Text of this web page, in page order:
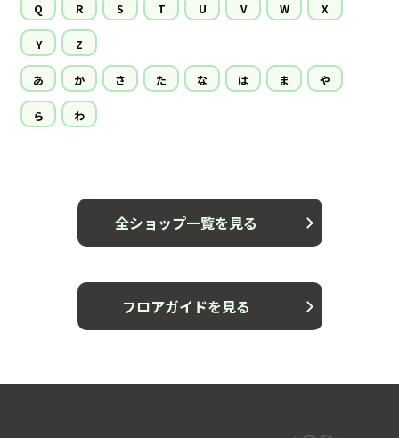
Q R S T U V W X
Y Z
あ か さ た な は ま や
ら わ
全ショップ一覧を見る
フロアガイドを見る